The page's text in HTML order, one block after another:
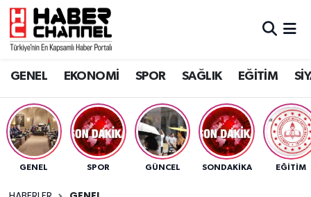
GENEL EKONOMİ SPOR SAĞLIK EĞİTİM
GENEL SPOR GÜNCEL SONDAKIKA EĞİTİM
GENEL
SPOR
SAĞLIK
Nöbetçi Eczaneler
Trafik Durumu
Süper Lig Puan Durumu ve Fikstür